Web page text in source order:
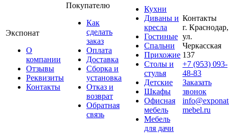
Экспонат
О
компании
Отзывы
Реквизиты
Контакты
Покупателю
Как
сделать
заказ
Оплата
Доставка
Сборка и
установка
Отказ и
возврат
Обратная
связь
Кухни
Диваны и
кресла
Гостиные
Спальни
Прихожие
Столы и
стулья
Детские
Шкафы
Офисная
мебель
Мебель
для дачи
Контакты
г. Краснодар,
ул.
Черкасская
137
+7 (953) 093-
48-83
Заказать
звонок
mebel.ru